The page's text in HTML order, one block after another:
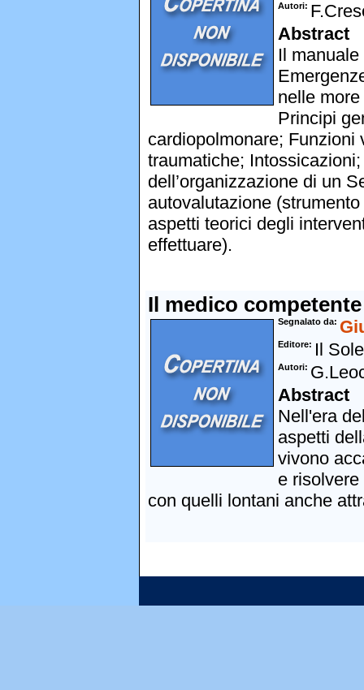
Autori
Abstract
Il
nelle
Principi
cardiopolmonare;
traumatiche;
dell’organizzazione di un
autovalutazione
aspetti teorici degli
effettuare).
Il medico competente
Segnalato da
Editore Il
Autori
Abstract
Nell'era
aspetti
vivono
e
con quelli lontani anche